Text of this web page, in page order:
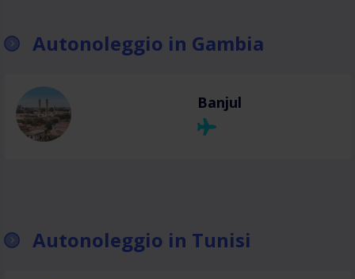
Autonoleggio in Gambia
Banjul
Autonoleggio in Tunisi